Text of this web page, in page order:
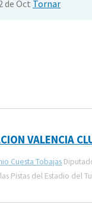
de Oct Tornar
VALENCIA
Cuesta Tobajas
Pistas del Estadio del